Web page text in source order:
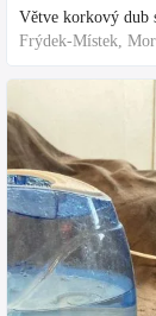
Větve korkový dub